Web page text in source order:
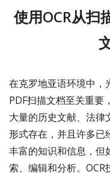
使用OCR从扫
在克罗地亚语环境中，
PDF扫描文档至关重要
大量的历史文献、法
形式存在，并且许多已
丰富的知识和信息，但
索、编辑和分析。